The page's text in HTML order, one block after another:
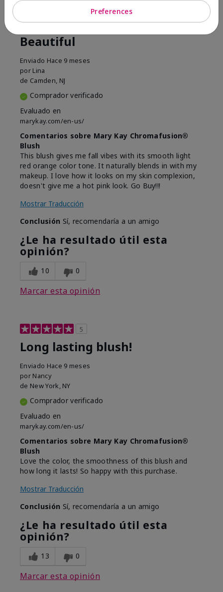
5
Beautiful
Enviado Hace 9 meses
por Lina
de Camden, NJ
Comprador verificado
Evaluado en
marykay.com/en-us/
Comentarios sobre Mary Kay Chromafusion®
Blush
This blush gives me fall vibes with its smooth light
red orange color tone. It naturally blends in with my
makeup. I love how it looks on my skin complexion,
doesn't give me a hot pink look. Go Buy!!!
Mostrar Traducción
Conclusión Sí, recomendaría a un amigo
¿Le ha resultado útil esta
opinión?
10 0
Marcar esta opinión
5
Long lasting blush!
Enviado Hace 9 meses
por Nancy
de New York, NY
Comprador verificado
Evaluado en
marykay.com/en-us/
Comentarios sobre Mary Kay Chromafusion®
Blush
Love the color, the smoothness of this blush and
how long it lasts! So happy with this purchase.
Mostrar Traducción
Conclusión Sí, recomendaría a un amigo
¿Le ha resultado útil esta
opinión?
13 0
Marcar esta opinión
Preferences